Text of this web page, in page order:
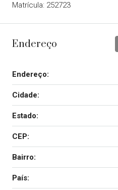
Matrícula: 252723
Endereço
Endereço:
Cidade:
Estado:
CEP:
Bairro:
País: